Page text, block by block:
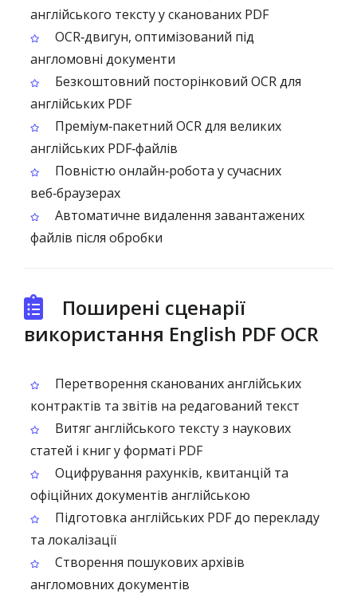
англійського тексту у сканованих PDF
OCR‑двигун, оптимізований під
англомовні документи
Безкоштовний посторінковий OCR для
англійських PDF
Преміум‑пакетний OCR для великих
англійських PDF‑файлів
Повністю онлайн‑робота у сучасних
веб‑браузерах
Автоматичне видалення завантажених
файлів після обробки
Поширені сценарії
використання English PDF OCR
Перетворення сканованих англійських
контрактів та звітів на редагований текст
Витяг англійського тексту з наукових
статей і книг у форматі PDF
Оцифрування рахунків, квитанцій та
офіційних документів англійською
Підготовка англійських PDF до перекладу
та локалізації
Створення пошукових архівів
англомовних документів